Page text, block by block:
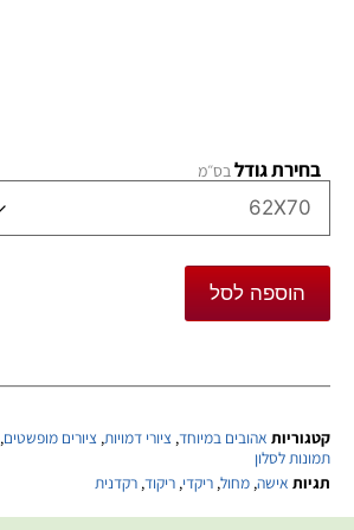
בחירת גודל
הוספה לסל
קטגוריות אהובים במיוחד, ציורי דמויות, ציורים מופשטים,
תמונות לסלון
תגיות אישה, מחול, ריקדי, ריקוד, רקדנית